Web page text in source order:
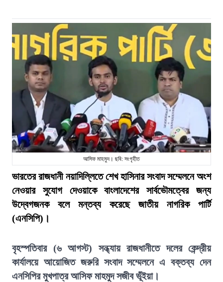
আসিফ মাহমুদ। ছবি: সংগৃহীত
ভারতের রাজধানী নয়াদিল্লিতে শেখ হাসিনার সংবাদ সম্মেলনে অংশ
নেওয়ার সুযোগ দেওয়াকে বাংলাদেশের সার্বভৌমত্বের জন্য
উদ্বেগজনক বলে মন্তব্য করেছে জাতীয় নাগরিক পার্টি
(এনসিপি)।
বৃহস্পতিবার (৬ আগস্ট) সন্ধ্যায় রাজধানীতে দলের কেন্দ্রীয়
কার্যালয়ে আয়োজিত জরুরি সংবাদ সম্মেলনে এ বক্তব্য দেন
এনসিপির মুখপাত্র আসিফ মাহমুদ সজীব ভূঁইয়া।